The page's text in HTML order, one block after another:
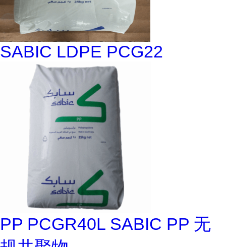
SABIC LDPE PCG22
PP PCGR40L SABIC PP 无